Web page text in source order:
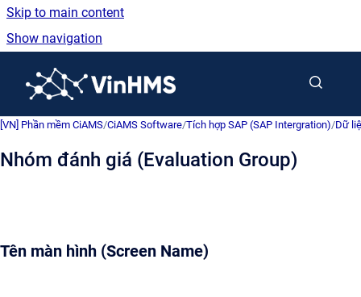
Skip to main content
Show navigation
[VN] Phần mềm CiAMS/CiAMS Software/Tích hợp SAP (SAP Intergration)/Dữ
Nhóm đánh giá (Evaluation Group)
Tên màn hình (Screen Name)